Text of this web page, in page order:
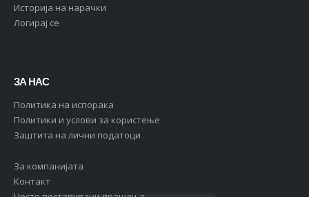
Историја на нарачки
Логирај се
ЗА НАС
Политика на испорака
Политики и услови за користење
Заштита на лични податоци
За компанијата
Контакт